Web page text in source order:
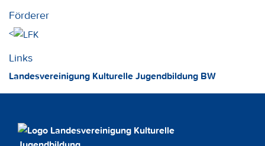
Förderer
<
Links
Landesvereinigung Kulturelle Jugendbildung BW